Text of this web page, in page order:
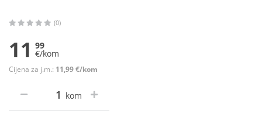
(0)
11 99
€/kom
Cijena za j.m.: 11,99 €/kom
kom